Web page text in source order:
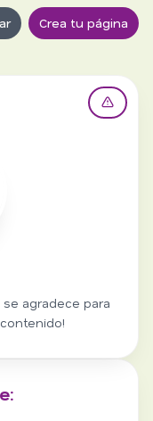
Crea tu página
agradece para